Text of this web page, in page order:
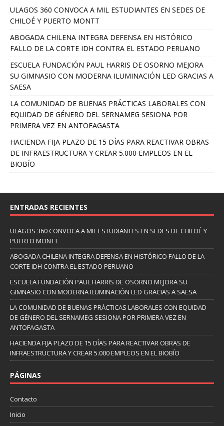
ULAGOS 360 CONVOCA A MIL ESTUDIANTES EN SEDES DE
CHILOÉ Y PUERTO MONTT
ABOGADA CHILENA INTEGRA DEFENSA EN HISTÓRICO
FALLO DE LA CORTE IDH CONTRA EL ESTADO PERUANO
ESCUELA FUNDACIÓN PAUL HARRIS DE OSORNO MEJORA
SU GIMNASIO CON MODERNA ILUMINACIÓN LED GRACIAS A
SAESA
LA COMUNIDAD DE BUENAS PRÁCTICAS LABORALES CON
EQUIDAD DE GÉNERO DEL SERNAMEG SESIONA POR
PRIMERA VEZ EN ANTOFAGASTA
HACIENDA FIJA PLAZO DE 15 DÍAS PARA REACTIVAR OBRAS
DE INFRAESTRUCTURA Y CREAR 5.000 EMPLEOS EN EL
BIOBÍO
ENTRADAS RECIENTES
ULAGOS 360 CONVOCA A MIL ESTUDIANTES EN SEDES DE CHILOÉ Y
PUERTO MONTT
ABOGADA CHILENA INTEGRA DEFENSA EN HISTÓRICO FALLO DE LA
CORTE IDH CONTRA EL ESTADO PERUANO
ESCUELA FUNDACIÓN PAUL HARRIS DE OSORNO MEJORA SU
GIMNASIO CON MODERNA ILUMINACIÓN LED GRACIAS A SAESA
LA COMUNIDAD DE BUENAS PRÁCTICAS LABORALES CON EQUIDAD
DE GÉNERO DEL SERNAMEG SESIONA POR PRIMERA VEZ EN
ANTOFAGASTA
HACIENDA FIJA PLAZO DE 15 DÍAS PARA REACTIVAR OBRAS DE
INFRAESTRUCTURA Y CREAR 5.000 EMPLEOS EN EL BIOBÍO
PÁGINAS
Contacto
Inicio